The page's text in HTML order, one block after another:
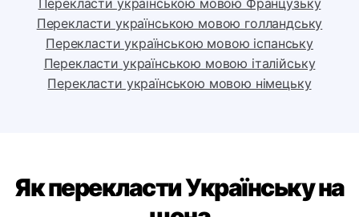
Перекласти українською мовою англійську
Перекласти українською мовою Французьку
Перекласти українською мовою голландську
Перекласти українською мовою іспанську